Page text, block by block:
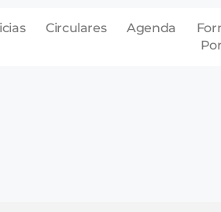
Circulares Agenda